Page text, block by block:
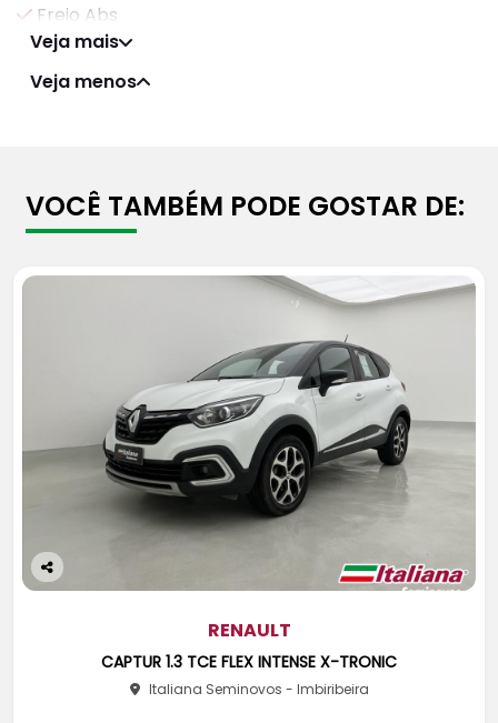
Freio Abs
Veja mais
Veja menos
VOCÊ TAMBÉM PODE GOSTAR DE:
Co
RENAULT
CAPTUR 1.3 TCE FLEX INTENSE X-TRONIC
Italiana Seminovos - Imbiribeira